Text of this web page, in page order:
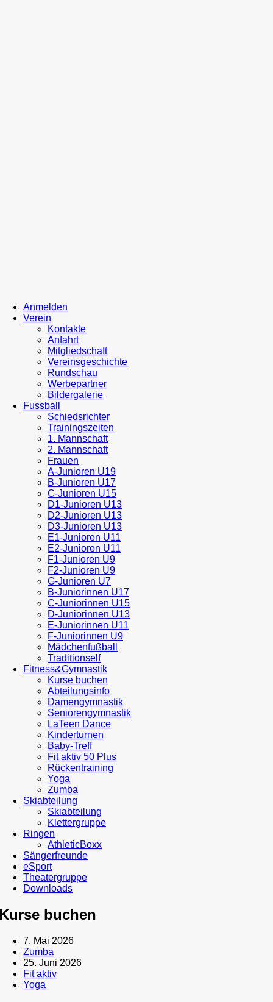
Anmelden
Verein
Kontakte
Anfahrt
Mitgliedschaft
Vereinsgeschichte
Rundschau
Werbepartner
Bildergalerie
Fussball
Schiedsrichter
Trainingszeiten
1. Mannschaft
2. Mannschaft
Frauen
A-Junioren U19
B-Junioren U17
C-Junioren U15
D1-Junioren U13
D2-Junioren U13
D3-Junioren U13
E1-Junioren U11
E2-Junioren U11
F1-Junioren U9
F2-Junioren U9
G-Junioren U7
B-Juniorinnen U17
C-Juniorinnen U15
D-Juniorinnen U13
E-Juniorinnen U11
F-Juniorinnen U9
Mädchenfußball
Traditionself
Fitness&Gymnastik
Kurse buchen
Abteilungsinfo
Damengymnastik
Seniorengymnastik
LaTeen Dance
Kinderturnen
Baby-Treff
Fit aktiv 50 Plus
Rückentraining
Yoga
Zumba
Skiabteilung
Skiabteilung
Klettergruppe
Ringen
AthleticBoxx
Sängerfreunde
eSport
Theatergruppe
Downloads
buchen
7. Mai 2026
Zumba
25. Juni 2026
Fit aktiv
Yoga